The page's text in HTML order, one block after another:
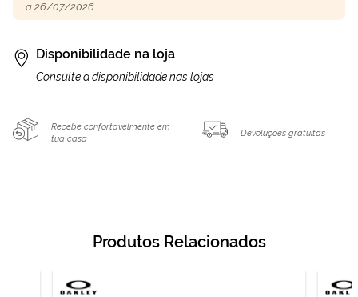
a 26/07/2026.
Disponibilidade na loja
Consulte a disponibilidade nas lojas
Recebe confortavelmente em
tua casa
Devoluções gratuitas
Produtos Relacionados